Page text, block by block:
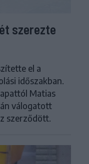
szerezte
el a
időszakban.
Matias
válogatott
szerződött.